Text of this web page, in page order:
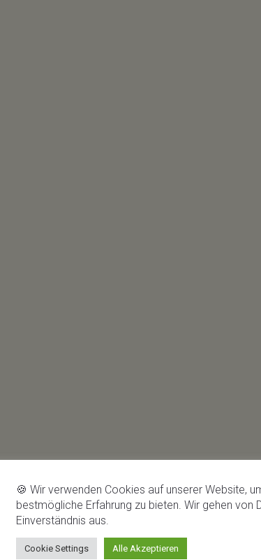
🍪 Wir verwenden Cookies auf unserer Website,
bestmögliche Erfahrung zu bieten. Wir gehen von
Einverständnis aus.
Cookie Settings Alle Akzeptieren